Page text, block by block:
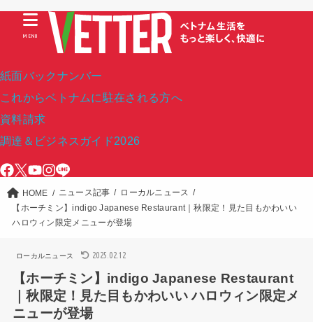
紙面バックナンバー
これからベトナムに駐在される方へ
資料請求
調達＆ビジネスガイド2026
MENU
HOME ニュース記事
ローカルニュース
【ホーチミン】indigo Japanese Restaurant｜秋限定！見た目もかわいい
ハロウィン限定メニューが登場
ローカルニュース 2025.02.12
【ホーチミン】indigo Japanese Restaurant
｜秋限定！見た目もかわいい ハロウィン限定メ
ニューが登場